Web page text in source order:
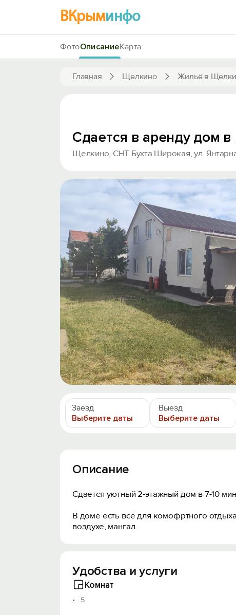
ВКрыминфо
Главная Щелкино Жильё в
ФотоОписаниеКарта
Сдается в аренду дом
Щелкино, СНТ Бухта Широкая, ул.
Заезд
Выберите даты
Выезд
Выберите даты
Описание
Сдается уютный 2-этажный дом в 7-10
В доме есть всё для комофртного
воздухе, мангал.
Удобства и услуги
Комнат
5